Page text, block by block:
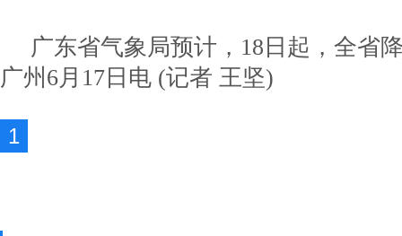
广东省气象局预计，18日起，全省
广州6月17日电 (记者 王坚)
1